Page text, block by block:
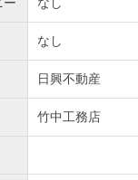
なし
日興不動産
竹中工務店